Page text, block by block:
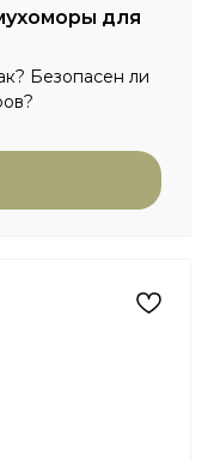
для
Безопасен ли